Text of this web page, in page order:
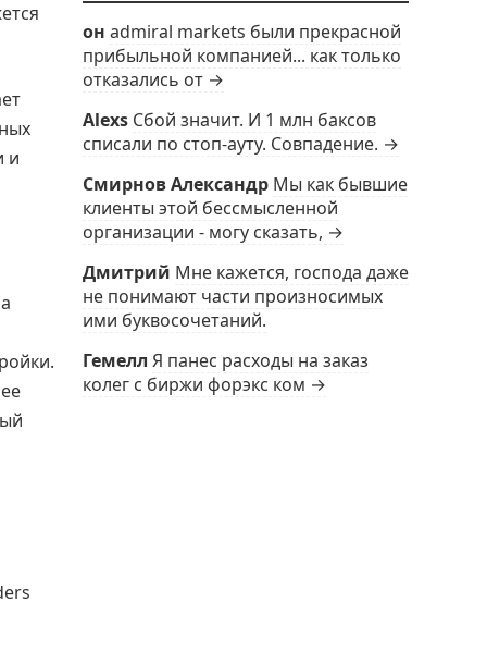
и
он admiral markets были прекрасной
прибыльной компанией... как только
отказались от →
Alexs Сбой значит. И 1 млн баксов
списали по стоп-ауту. Совпадение. →
Смирнов Александр Мы как бывшие
клиенты этой бессмысленной
организации - могу сказать, →
Дмитрий Мне кажется, господа даже
не понимают части произносимых
ими буквосочетаний.
Гемелл Я панес расходы на заказ
колег с биржи форэкс ком →